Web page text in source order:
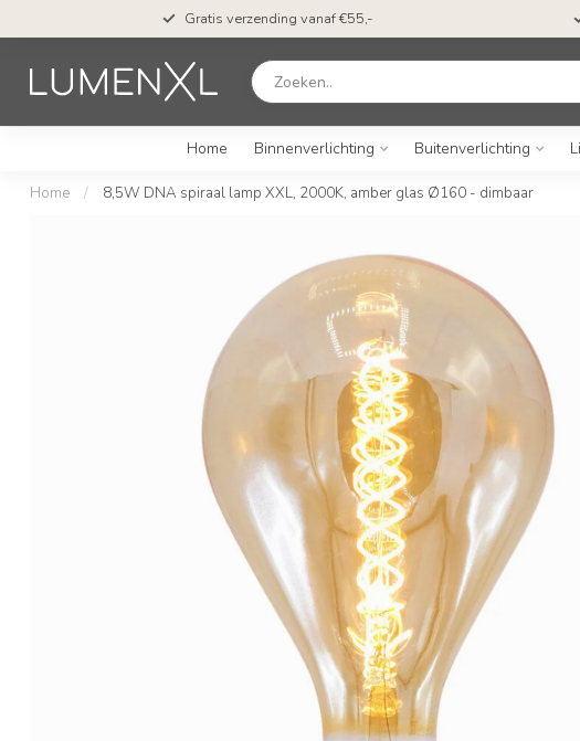
Gratis verzending vanaf €55,-
Home Binnenverlichting Buitenverlichting
Home / 8,5W DNA spiraal lamp XXL, 2000K, amber glas Ø160 - dimbaar